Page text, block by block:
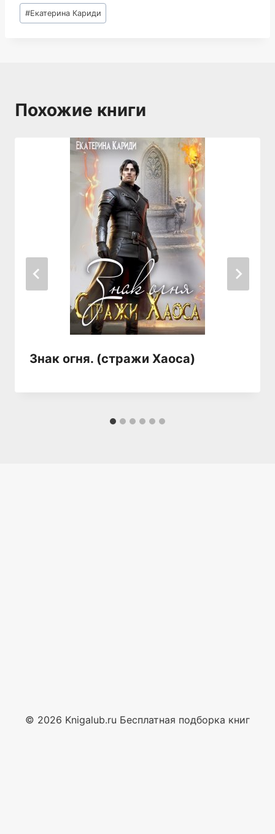
Метки
записи:
#Екатерина Кариди
Похожие книги
Знак огня. (стражи Хаоса)
© 2026 Knigalub.ru Бесплатная подборка книг